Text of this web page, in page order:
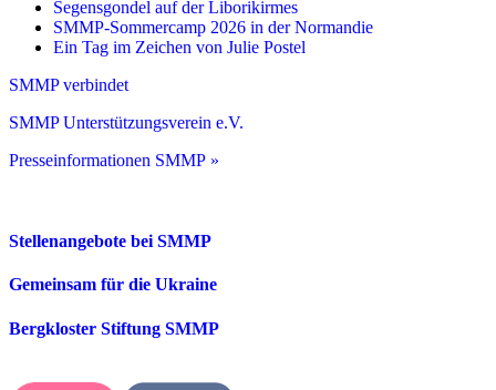
Segensgondel auf der Liborikirmes
SMMP-Sommercamp 2026 in der Normandie
Ein Tag im Zeichen von Julie Postel
SMMP verbindet
SMMP Unterstützungsverein e.V.
Presseinformationen SMMP »
Stellenangebote bei SMMP
Gemeinsam für die Ukraine
Bergkloster Stiftung SMMP